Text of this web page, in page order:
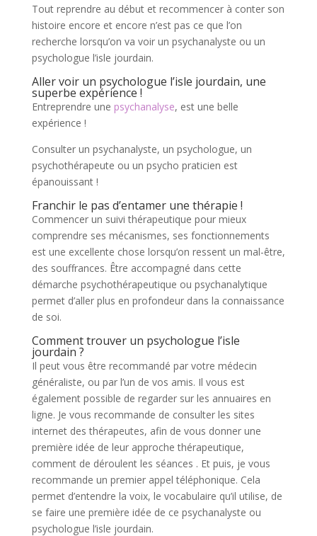
Tout reprendre au début et recommencer à conter son
histoire encore et encore n’est pas ce que l’on
recherche lorsqu’on va voir un psychanalyste ou un
psychologue l’isle jourdain.
Aller voir un psychologue l’isle jourdain, une
superbe expérience !
Entreprendre une psychanalyse, est une belle
expérience !
Consulter un psychanalyste, un psychologue, un
psychothérapeute ou un psycho praticien est
épanouissant !
Franchir le pas d’entamer une thérapie !
Commencer un suivi thérapeutique pour mieux
comprendre ses mécanismes, ses fonctionnements
est une excellente chose lorsqu’on ressent un mal-être,
des souffrances. Être accompagné dans cette
démarche psychothérapeutique ou psychanalytique
permet d’aller plus en profondeur dans la connaissance
de soi.
Comment trouver un psychologue l’isle
jourdain ?
Il peut vous être recommandé par votre médecin
généraliste, ou par l’un de vos amis. Il vous est
également possible de regarder sur les annuaires en
ligne. Je vous recommande de consulter les sites
internet des thérapeutes, afin de vous donner une
première idée de leur approche thérapeutique,
comment de déroulent les séances . Et puis, je vous
recommande un premier appel téléphonique. Cela
permet d’entendre la voix, le vocabulaire qu’il utilise, de
se faire une première idée de ce psychanalyste ou
psychologue l’isle jourdain.